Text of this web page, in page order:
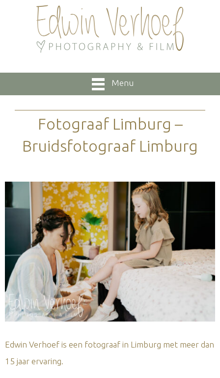
Menu
Fotograaf Limburg –
Bruidsfotograaf Limburg
Edwin Verhoef is een fotograaf in Limburg met meer dan
15 jaar ervaring.